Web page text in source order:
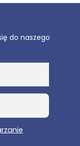
do naszego